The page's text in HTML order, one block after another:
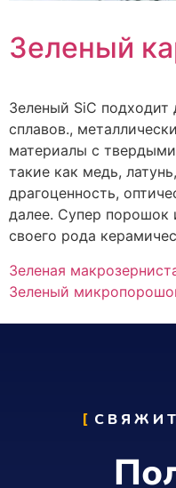
Зеленый
Зеленый SiC подходит
сплавов.,
материалы с
такие как медь,
драгоценность,
далее. Супер порошок
своего рода
Зеленая
Зеленый